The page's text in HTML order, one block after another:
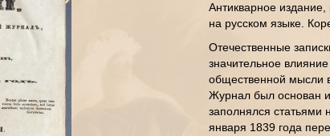
Антикварное
на русском языке.
Отечественные
значительное
общественной мысли
Журнал был основан
заполнялся статьями
января 1839 года